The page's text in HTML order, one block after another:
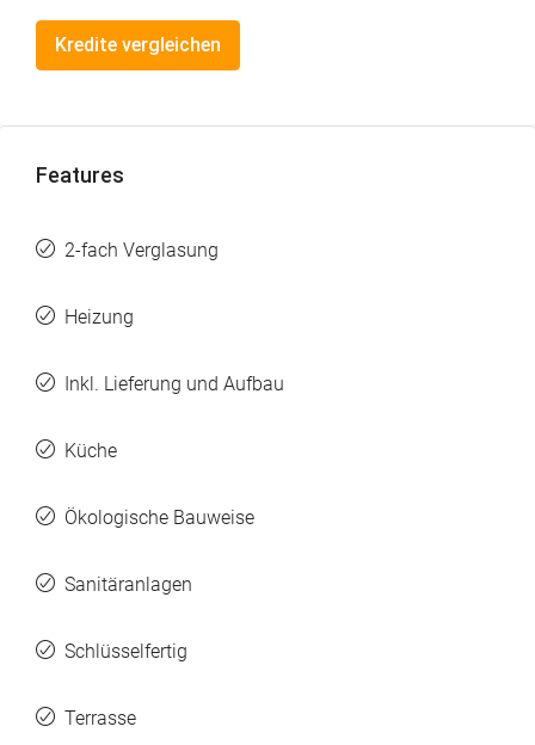
Kredite vergleichen
Features
2-fach Verglasung
Heizung
Inkl. Lieferung und Aufbau
Küche
Ökologische Bauweise
Sanitäranlagen
Schlüsselfertig
Terrasse